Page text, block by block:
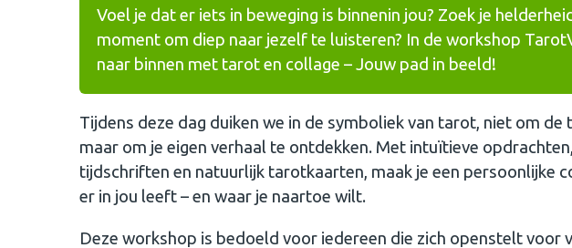
Voel je dat er iets in beweging is binnenin jou? Zoek je
moment om diep naar jezelf te luisteren? In de workshop
naar binnen met tarot en collage – Jouw pad in beeld!
Tijdens deze dag duiken we in de symboliek van tarot, niet om
maar om je eigen verhaal te ontdekken. Met intuïtieve
tijdschriften en natuurlijk tarotkaarten, maak je een persoonlijke
er in jou leeft – en waar je naartoe wilt.
Deze workshop is bedoeld voor iedereen die zich openstelt voor